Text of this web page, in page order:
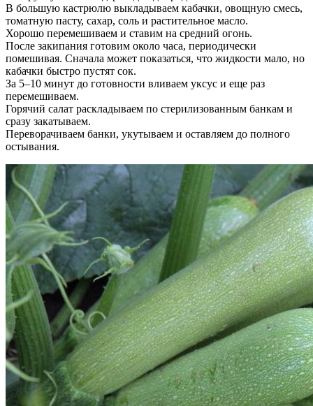
В большую кастрюлю выкладываем кабачки, овощную смесь,
томатную пасту, сахар, соль и растительное масло.
Хорошо перемешиваем и ставим на средний огонь.
После закипания готовим около часа, периодически
помешивая. Сначала может показаться, что жидкости мало, но
кабачки быстро пустят сок.
За 5–10 минут до готовности вливаем уксус и еще раз
перемешиваем.
Горячий салат раскладываем по стерилизованным банкам и
сразу закатываем.
Переворачиваем банки, укутываем и оставляем до полного
остывания.